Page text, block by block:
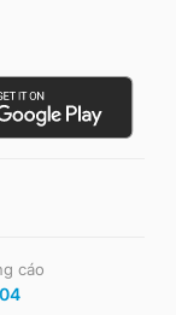
cáo